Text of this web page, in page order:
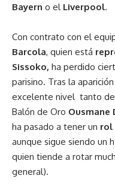
Bayern o el Liverpool.
Con contrato con el
Barcola, quien está
Sissoko, ha perdido
parisino. Tras la
excelente nivel tanto de
Balón de Oro Ousmane
ha pasado a tener un rol
aunque sigue siendo un
quien tiende a rotar
general).